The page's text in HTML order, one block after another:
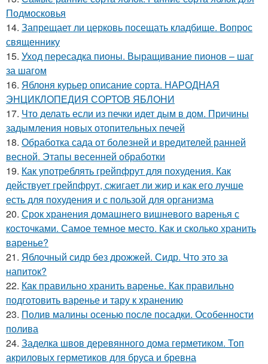
Подмосковья
14. Запрещает ли церковь посещать кладбище. Вопрос
священнику
15. Уход пересадка пионы. Выращивание пионов – шаг
за шагом
16. Яблоня курьер описание сорта. НАРОДНАЯ
ЭНЦИКЛОПЕДИЯ СОРТОВ ЯБЛОНИ
17. Что делать если из печки идет дым в дом. Причины
задымления новых отопительных печей
18. Обработка сада от болезней и вредителей ранней
весной. Этапы весенней обработки
19. Как употреблять грейпфрут для похудения. Как
действует грейпфрут, сжигает ли жир и как его лучше
есть для похудения и с пользой для организма
20. Срок хранения домашнего вишневого варенья с
косточками. Самое темное место. Как и сколько хранить
варенье?
21. Яблочный сидр без дрожжей. Сидр. Что это за
напиток?
22. Как правильно хранить варенье. Как правильно
подготовить варенье и тару к хранению
23. Полив малины осенью после посадки. Особенности
полива
24. Заделка швов деревянного дома герметиком. Топ
акриловых герметиков для бруса и бревна